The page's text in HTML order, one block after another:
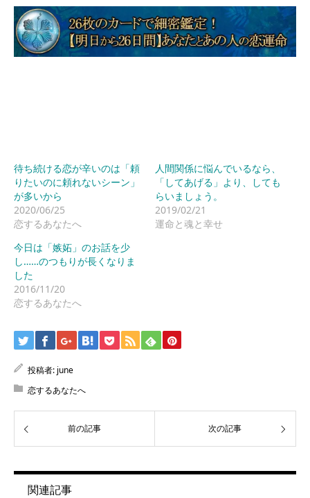
待ち続ける恋が辛いのは「頼
りたいのに頼れないシーン」
が多いから
2020/06/25
恋するあなたへ
人間関係に悩んでいるなら、
「してあげる」より、しても
らいましょう。
2019/02/21
運命と魂と幸せ
今日は「嫉妬」のお話を少
し……のつもりが長くなりま
した
2016/11/20
恋するあなたへ
投稿者: june
恋するあなたへ
前の記事 次の記事
関連記事